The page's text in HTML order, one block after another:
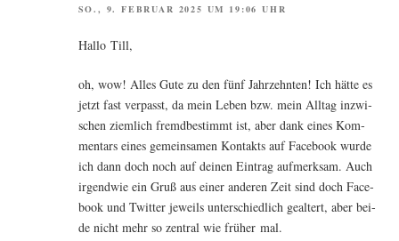
SO., 9. FEBRUAR 2025 UM 19:06 UHR
Hal­lo Till,
oh, wow! Alles Gute zu den fünf Jahr­zehn­ten! Ich hät­te es
jetzt fast ver­passt, da mein Leben bzw. mein All­tag inzwi­
schen ziem­lich fremd­be­stimmt ist, aber dank eines Kom­
men­tars eines gemein­sa­men Kon­takts auf Face­book wur­de
ich dann doch noch auf dei­nen Ein­trag auf­merk­sam. Auch
irgend­wie ein Gruß aus einer ande­ren Zeit sind doch Face­
book und Twit­ter jeweils unter­schied­lich geal­tert, aber bei­
de nicht mehr so zen­tral wie frü­her mal.